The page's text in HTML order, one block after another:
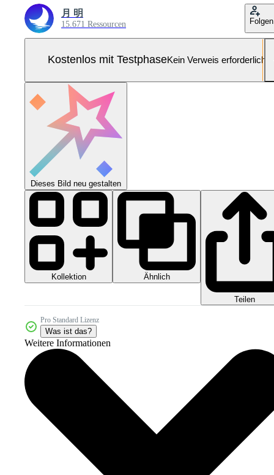
月 明
15.671 Ressourcen Folgen
Kostenlos mit TestphaseKein Verweis erforderlich
Dieses Bild neu gestalten
Kollektion Ähnlich
Teilen
Pro Standard Lizenz
Was ist das?
Weitere Informationen